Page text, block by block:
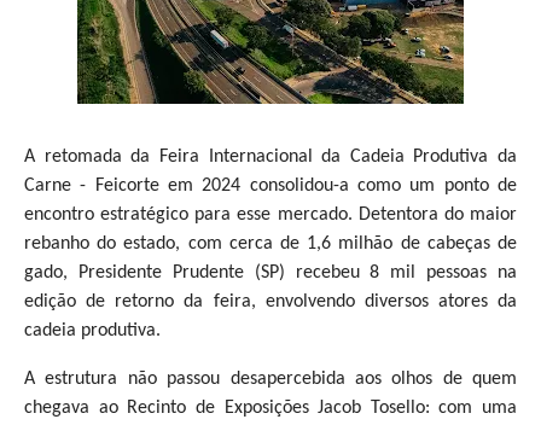
A retomada da Feira Internacional da Cadeia Produtiva da
Carne - Feicorte em 2024 consolidou-a como um ponto de
encontro estratégico para esse mercado. Detentora do maior
rebanho do estado, com cerca de 1,6 milhão de cabeças de
gado, Presidente Prudente (SP) recebeu 8 mil pessoas na
edição de retorno da feira, envolvendo diversos atores da
cadeia produtiva.
A estrutura não passou desapercebida aos olhos de quem
chegava ao Recinto de Exposições Jacob Tosello: com uma